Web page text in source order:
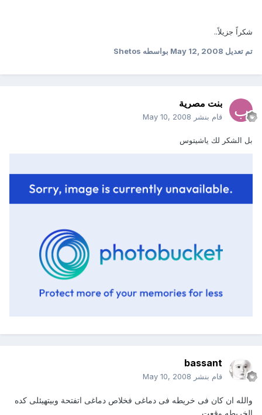
شكراً جزيلاً..
تم تعديلMay 12, 2008بواسطه Shetos
بنت مصرية
قام بنشر May 10, 2008
بل الشكر لك ياشيتوس
bassant
قام بنشر May 10, 2008
والله ان كان فى خريطه فى دماغى فخلاص دماغى اتفتحة وبيتهيئلى كده
الخريطه وقعت